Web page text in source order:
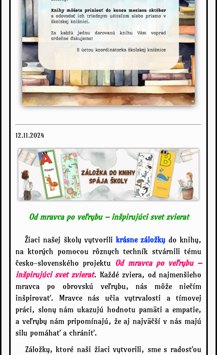
12.11.2024
Od mravca po veľrybu – inšpirujúci svet zvierat
Žiaci našej školy vytvorilikrásne záložky do knihy,
na ktorých pomocou rôznych techník stvárnili tému
česko-slovenského projektu Od mravca po veľrybu –
inšpirujúci svet zvierat. Každé zviera, od najmenšieho
mravca po obrovskú veľrybu, nás môže niečím
inšpirovať. Mravce nás učia vytrvalosti a tímovej
práci, slony nám ukazujú hodnotu pamäti a empatie,
a veľryby nám pripomínajú, že aj najväčší v nás majú
silu pomáhať a chrániť.
Záložky, ktoré naši žiaci vytvorili, sme s radosťou